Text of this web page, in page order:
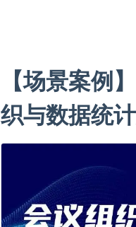
【场景案例
织与数据统